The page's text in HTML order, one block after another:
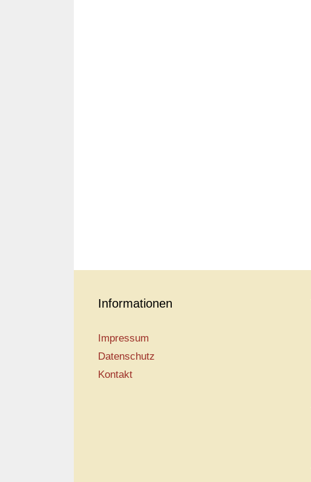
Informationen
Impressum
Datenschutz
Kontakt